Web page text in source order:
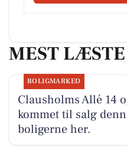
MEST
BOLIGMARKED
Clausholms Allé 14
kommet til salg
boligerne her.